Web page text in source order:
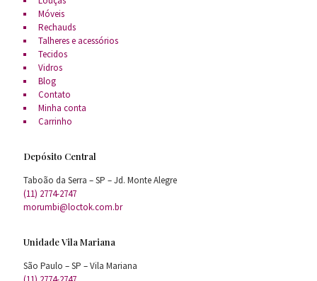
Móveis
Rechauds
Talheres e acessórios
Tecidos
Vidros
Blog
Contato
Minha conta
Carrinho
Depósito Central
Taboão da Serra – SP – Jd. Monte Alegre
(11) 2774-2747
morumbi@loctok.com.br
Unidade Vila Mariana
São Paulo – SP – Vila Mariana